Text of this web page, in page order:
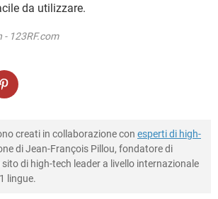
da utilizzare.
- 123RF.com
creati in collaborazione con esperti di high-
di Jean-François Pillou, fondatore di
sito di high-tech leader a livello internazionale
lingue.